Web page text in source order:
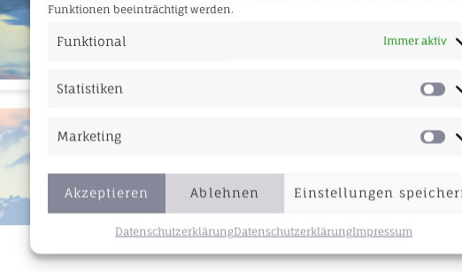
Funktionen beeinträchtigt werden.
Funktional Immer aktiv
Statistiken
Marketing
Akzeptieren Ablehnen Einstellungen
DatenschutzerklärungDatenschutzerklärungImpressum